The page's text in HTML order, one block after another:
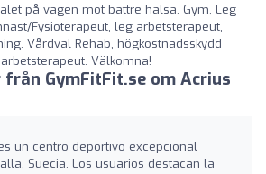
på vägen mot bättre hälsa. Gym, Leg
Fysioterapeut, leg arbetsterapeut,
Vårdval Rehab, högkostnadsskydd
Välkomna!
GymFitFit.se om Acrius
un centro deportivo excepcional
Suecia. Los usuarios destacan la